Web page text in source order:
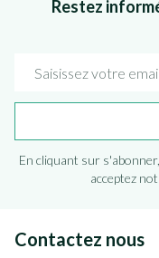
Restez
En cliquant sur
acceptez
Contactez nous